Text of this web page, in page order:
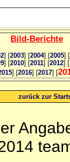
Bild-Berichte
] [2003] [2004] [2005] [
] [2010] [2011] [2012] [
] [2016] [2017] [
zurück zur